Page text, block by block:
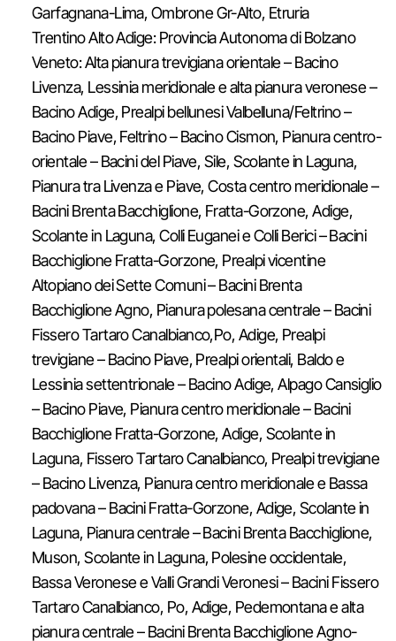
Garfagnana-Lima, Ombrone Gr-Alto, Etruria
Trentino Alto Adige: Provincia Autonoma di Bolzano
Veneto: Alta pianura trevigiana orientale – Bacino
Livenza, Lessinia meridionale e alta pianura veronese –
Bacino Adige, Prealpi bellunesi Valbelluna/Feltrino –
Bacino Piave, Feltrino – Bacino Cismon, Pianura centro-
orientale – Bacini del Piave, Sile, Scolante in Laguna,
Pianura tra Livenza e Piave, Costa centro meridionale –
Bacini Brenta Bacchiglione, Fratta-Gorzone, Adige,
Scolante in Laguna, Colli Euganei e Colli Berici – Bacini
Bacchiglione Fratta-Gorzone, Prealpi vicentine
Altopiano dei Sette Comuni – Bacini Brenta
Bacchiglione Agno, Pianura polesana centrale – Bacini
Fissero Tartaro Canalbianco,Po, Adige, Prealpi
trevigiane – Bacino Piave, Prealpi orientali, Baldo e
Lessinia settentrionale – Bacino Adige, Alpago Cansiglio
– Bacino Piave, Pianura centro meridionale – Bacini
Bacchiglione Fratta-Gorzone, Adige, Scolante in
Laguna, Fissero Tartaro Canalbianco, Prealpi trevigiane
– Bacino Livenza, Pianura centro meridionale e Bassa
padovana – Bacini Fratta-Gorzone, Adige, Scolante in
Laguna, Pianura centrale – Bacini Brenta Bacchiglione,
Muson, Scolante in Laguna, Polesine occidentale,
Bassa Veronese e Valli Grandi Veronesi – Bacini Fissero
Tartaro Canalbianco, Po, Adige, Pedemontana e alta
pianura centrale – Bacini Brenta Bacchiglione Agno-